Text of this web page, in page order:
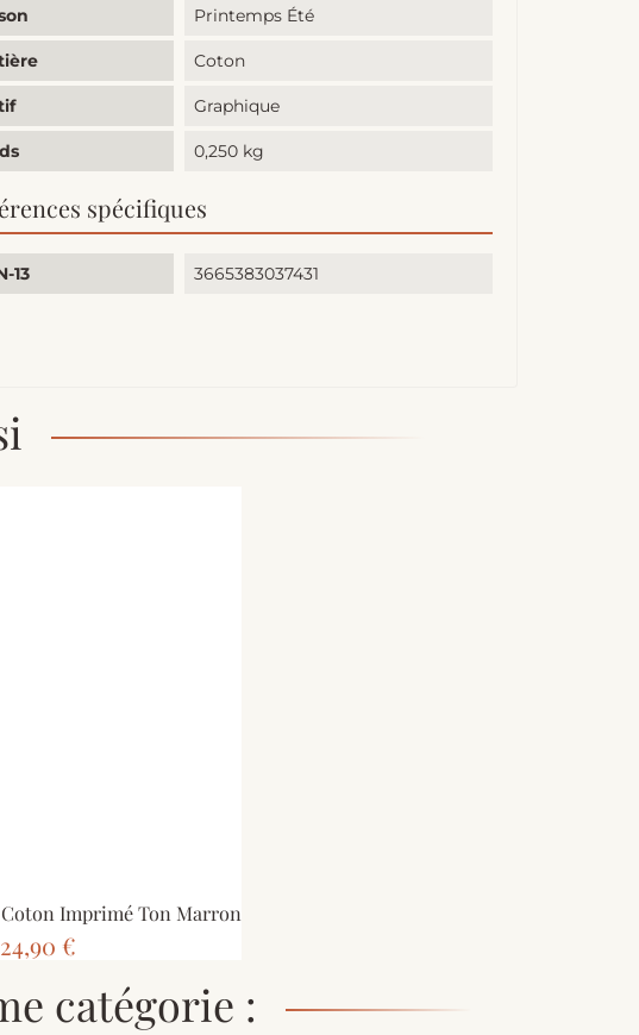
Printemps Été
Coton
Graphique
0,250 kg
spécifiques
13 3665383037431
Imprimé Ton Marron
24,90 €
catégorie :